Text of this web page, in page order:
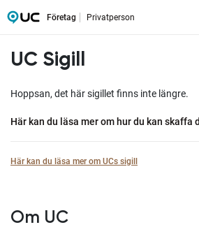
Företag Privatperson
UC Sigill
Hoppsan, det här sigillet finns inte längre.
Här kan du läsa mer om hur du kan
Här kan du läsa mer om UCs sigill
Om UC